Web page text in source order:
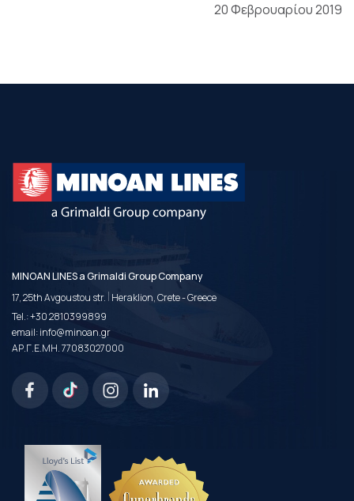
20 Φεβρουαρίου 2019
MINOAN LINES a Grimaldi Group Company
17, 25th Avgoustou str. | Heraklion, Crete - Greece
Tel.:+30 2810399899
email:info@minoan.gr
ΑΡ.Γ.Ε.ΜΗ. 77083027000